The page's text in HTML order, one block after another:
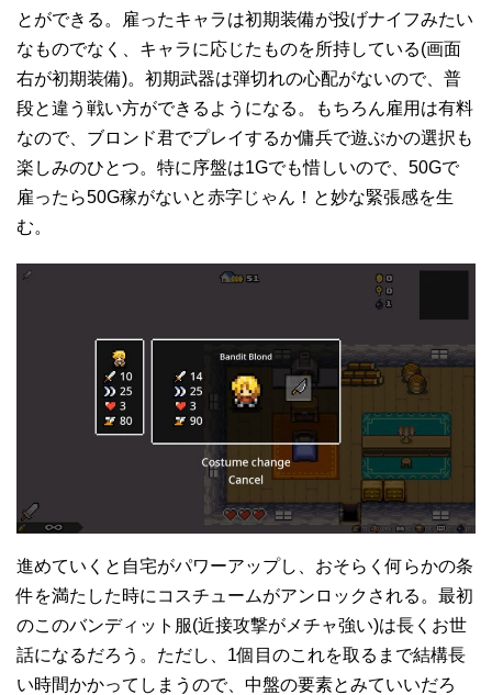
とができる。雇ったキャラは初期装備が投げナイフみたい
なものでなく、キャラに応じたものを所持している(画面
右が初期装備)。初期武器は弾切れの心配がないので、普
段と違う戦い方ができるようになる。もちろん雇用は有料
なので、ブロンド君でプレイするか傭兵で遊ぶかの選択も
楽しみのひとつ。特に序盤は1Gでも惜しいので、50Gで
雇ったら50G稼がないと赤字じゃん！と妙な緊張感を生
む。
進めていくと自宅がパワーアップし、おそらく何らかの条
件を満たした時にコスチュームがアンロックされる。最初
のこのバンディット服(近接攻撃がメチャ強い)は長くお世
話になるだろう。ただし、1個目のこれを取るまで結構長
い時間かかってしまうので、中盤の要素とみていいだろ